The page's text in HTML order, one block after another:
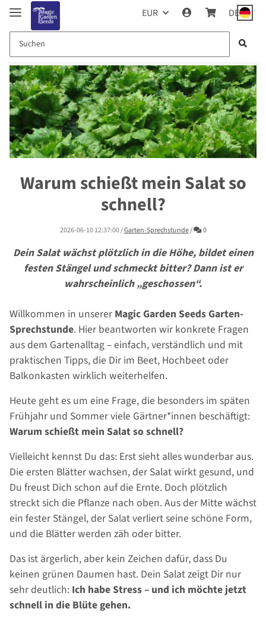
EUR DE
Warum schießt mein Salat so
schnell?
2026-06-10 12:37:00/Garten-Sprechstunde/ Kommentare
0
Dein Salat wächst plötzlich in die Höhe, bildet einen
festen Stängel und schmeckt bitter? Dann ist er
wahrscheinlich „geschossen“.
Willkommen in unserer Magic Garden Seeds Garten-
Sprechstunde. Hier beantworten wir konkrete Fragen
aus dem Gartenalltag – einfach, verständlich und mit
praktischen Tipps, die Dir im Beet, Hochbeet oder
Balkonkasten wirklich weiterhelfen.
Heute geht es um eine Frage, die besonders im späten
Frühjahr und Sommer viele Gärtner*innen beschäftigt:
Warum schießt mein Salat so schnell?
Vielleicht kennst Du das: Erst sieht alles wunderbar aus.
Die ersten Blätter wachsen, der Salat wirkt gesund, und
Du freust Dich schon auf die Ernte. Doch plötzlich
streckt sich die Pflanze nach oben. Aus der Mitte wächst
ein fester Stängel, der Salat verliert seine schöne Form,
und die Blätter werden zäh oder bitter.
Das ist ärgerlich, aber kein Zeichen dafür, dass Du
keinen grünen Daumen hast. Dein Salat zeigt Dir nur
sehr deutlich: Ich habe Stress – und ich möchte jetzt
schnell in die Blüte gehen.